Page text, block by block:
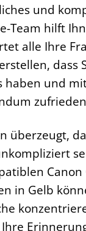
und
Team hilft
alle Ihre
dass
haben und
überzeugt,
Canon
in Gelb